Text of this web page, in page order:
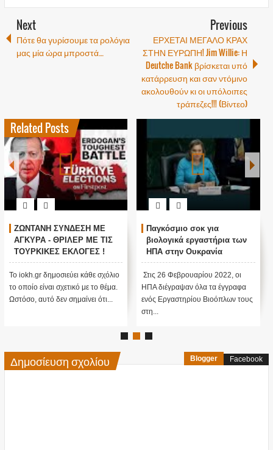
Next
Πότε θα γυρίσουμε τα ρολόγια
μας μία ώρα μπροστά…
Previous
ΕΡΧΕΤΑΙ ΜΕΓΑΛΟ ΚΡΑΧ
ΣΤΗΝ ΕΥΡΩΠΗ! Jim Willie: Η
Deutche Bank βρίσκεται υπό
κατάρρευση και σαν ντόμινο
ακολουθούν κι οι υπόλοιπες
τράπεζες!!! (Βίντεο)
Related Posts
ΖΩΝΤΑΝΗ ΣΥΝΔΕΣΗ ΜΕ
ΑΓΚΥΡΑ - ΘΡΙΛΕΡ ΜΕ ΤΙΣ
ΤΟΥΡΚΙΚΕΣ ΕΚΛΟΓΕΣ !
Το iokh.gr δημοσιεύει κάθε σχόλιο
το οποίο είναι σχετικό με το θέμα.
Ωστόσο, αυτό δεν σημαίνει ότι...
Παγκόσμιο σοκ για
βιολογικά εργαστήρια των
ΗΠΑ στην Ουκρανία
Στις 26 Φεβρουαρίου 2022, οι
ΗΠΑ διέγραψαν όλα τα έγγραφα
ενός Εργαστηρίου Βιοόπλων τους
στη...
Δημοσίευση σχολίου Blogger Facebook